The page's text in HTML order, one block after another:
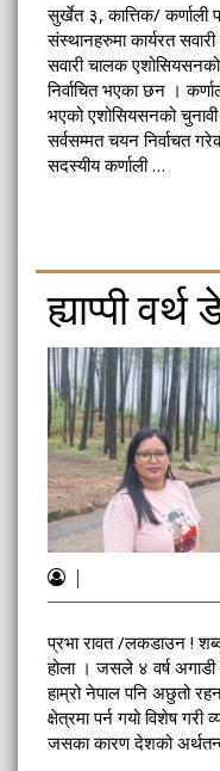
सुर्खेत ३, कात्तिक/ कर्णाली
संस्थानहरुमा कार्यरत
सवारी चालक
निर्वाचित भएका छन ।
भएको एशोसियसनको
सर्वसम्मत चयन निर्वाचत
सदस्यीय कर्णाली …
ह्याप्पी
प्रभा रावत /लकडाउन !
होला । जसले ४ वर्ष
हाम्रो नेपाल पनि अछुतो
क्षेत्रमा पर्न गयो विशेष गरी
जसका कारण देशको